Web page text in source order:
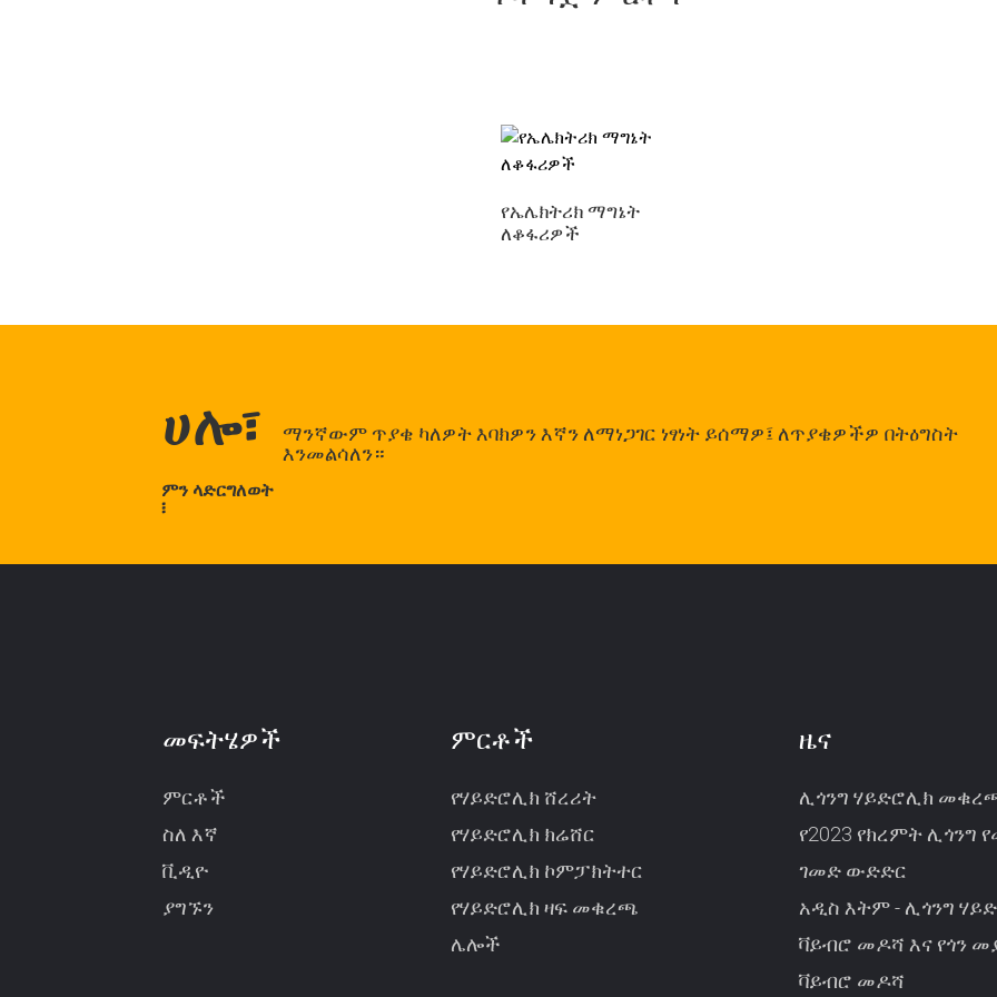
የኤሌክትሪክ ማግኔት
ለቆፋሪዎች
ሀሎ፣
ምን ላድርግለወት
፧
ማንኛውም ጥያቄ ካለዎት እባክዎን እኛን ለማነጋገር ነፃነት ይሰማዎ፤ ለጥያቄዎችዎ በትዕግስት
እንመልሳለን።
መፍትሄዎች
ምርቶች
ስለ እኛ
ቪዲዮ
ያግኙን
ምርቶች
የሃይድሮሊክ ሸረሪት
የሃይድሮሊክ ክሬሸር
የሃይድሮሊክ ኮምፓክትተር
የሃይድሮሊክ ዛፍ መቁረጫ
ሌሎች
ዜና
ሊጎንግ ሃይድሮሊክ
የ2023 የክረምት ሊጎንግ
ገመድ ውድድር
አዲስ እትም - ሊጎንግ
ቫይብሮ መዶሻ እና የጎን
ቫይብሮ መዶሻ